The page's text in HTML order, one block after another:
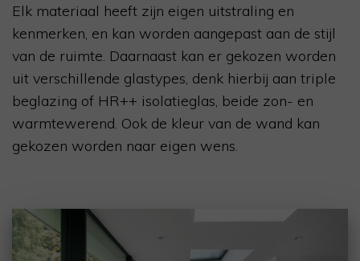
Elk materiaal heeft zijn eigen uitstraling en
kenmerken, en kan worden aangepast aan de stijl
van de ruimte. Daarnaast kan er gekozen worden
uit verschillende glastypes, denk hierbij aan triple
beglazing of HR++ isolatieglas, beide zon- en
warmtewerend. Ook de kleur van de wand kan
gekozen worden naar eigen wens.